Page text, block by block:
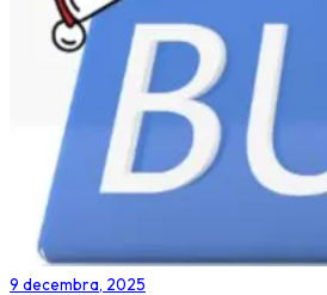
9 decembra, 2025